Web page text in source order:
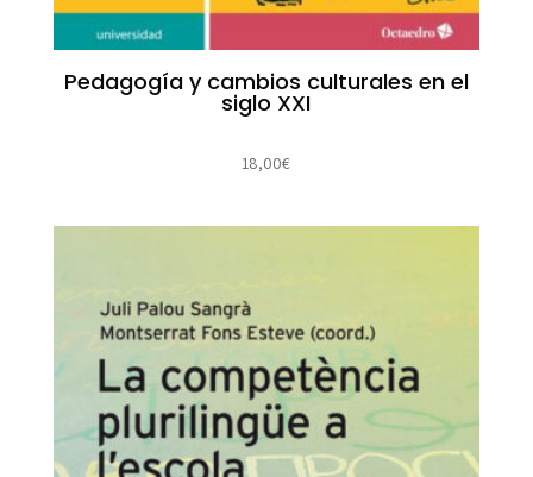
Pedagogía y cambios culturales en el
siglo XXI
18,00€